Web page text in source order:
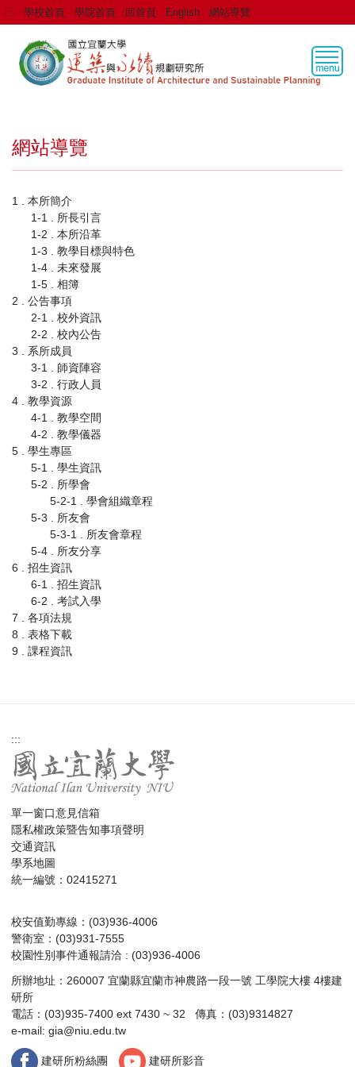
跳
到
::: 學校首頁 學院首頁 回首頁 English 網站導覽
網站導覽
1 . 本所簡介
1-1 . 所長引言
1-2 . 本所沿革
1-3 . 教學目標與特色
1-4 . 未來發展
1-5 . 相簿
2 . 公告事項
2-1 . 校外資訊
2-2 . 校內公告
3 . 系所成員
3-1 . 師資陣容
3-2 . 行政人員
4 . 教學資源
4-1 . 教學空間
4-2 . 教學儀器
5 . 學生專區
5-1 . 學生資訊
5-2 . 所學會
5-2-1 . 學會組織章程
5-3 . 所友會
5-3-1 . 所友會章程
5-4 . 所友分享
6 . 招生資訊
6-1 . 招生資訊
6-2 . 考試入學
7 . 各項法規
8 . 表格下載
9 . 課程資訊
:::
單一窗口意見信箱
隱私權政策暨告知事項聲明
交通資訊
學系地圖
統一編號：02415271
校安值勤專線：(03)936-4006
警衛室：(03)931-7555
校園性別事件通報請洽 : (03)936-4006
所辦地址：260007 宜蘭縣宜蘭市神農路一段一號 工學院大樓 4樓建
研所
電話：(03)935-7400 ext 7430 ~ 32 傳真：(03)9314827
e-mail: gia@niu.edu.tw
建研所粉絲團 建研所影音